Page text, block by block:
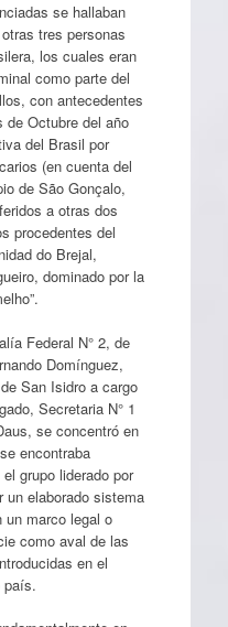
se hallaban
tres personas
los cuales eran
como parte del
con antecedentes
de Octubre del año
del Brasil por
(en cuenta del
de São Gonçalo,
a otras dos
procedentes del
do Brejal,
dominado por la
Federal N° 2, de
Domínguez,
San Isidro a cargo
Secretaria N° 1
se concentró en
encontraba
grupo liderado por
un elaborado sistema
un marco legal o
como aval de las
en el
país.